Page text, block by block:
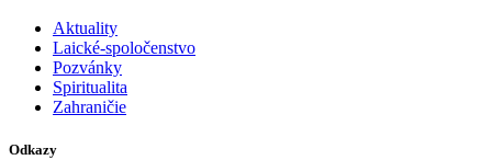
Aktuality
Laické-spoločenstvo
Pozvánky
Spiritualita
Zahraničie
Odkazy